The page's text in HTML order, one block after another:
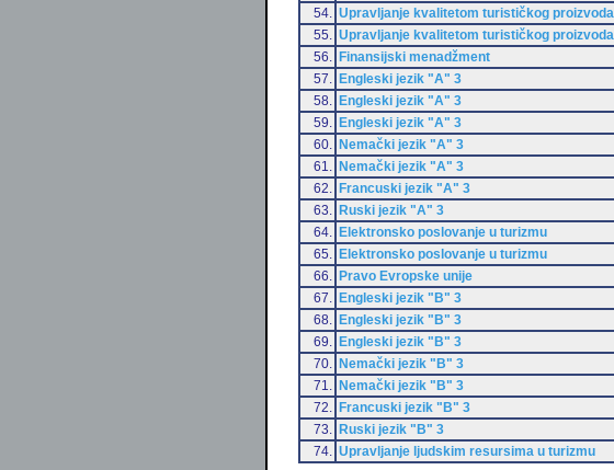
54.
Upravljanje kvalitetom turističkog proizvoda
55.
Upravljanje kvalitetom turističkog proizvoda
56.
Finansijski menadžment
57.
Engleski jezik "A" 3
58.
Engleski jezik "A" 3
59.
Engleski jezik "A" 3
60.
Nemački jezik "A" 3
61.
Nemački jezik "A" 3
62.
Francuski jezik "A" 3
63.
Ruski jezik "A" 3
64.
Elektronsko poslovanje u turizmu
65.
Elektronsko poslovanje u turizmu
66.
Pravo Evropske unije
67.
Engleski jezik "B" 3
68.
Engleski jezik "B" 3
69.
Engleski jezik "B" 3
70.
Nemački jezik "B" 3
71.
Nemački jezik "B" 3
72.
Francuski jezik "B" 3
73.
Ruski jezik "B" 3
74.
Upravljanje ljudskim resursima u turizmu